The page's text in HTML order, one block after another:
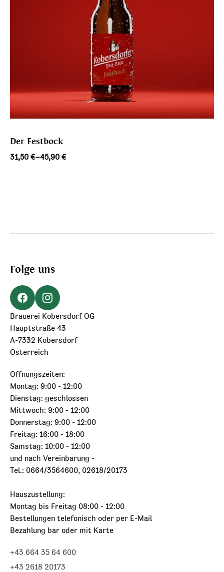
Der Festbock
31,50 €–45,90 €
Preisspanne:
Folge uns
Brauerei Kobersdorf OG
Hauptstraße 43
A-7332 Kobersdorf
Österreich
Öffnungszeiten:
Montag: 9:00 - 12:00
Dienstag: geschlossen
Mittwoch: 9:00 - 12:00
Donnerstag: 9:00 - 12:00
Freitag: 16:00 - 18:00
Samstag: 10:00 - 12:00
und nach Vereinbarung -
Tel.: 0664/3564600, 02618/20173
Hauszustellung:
Montag bis Freitag 08:00 - 12:00
Bestellungen telefonisch oder per E-Mail
Bezahlung bar oder mit Karte
+43 664 35 64 600
+43 2618 20173